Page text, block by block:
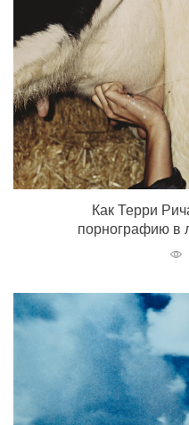
Как Терри
порнографию в